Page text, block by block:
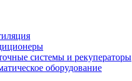
системы и рекуператоры
оборудование